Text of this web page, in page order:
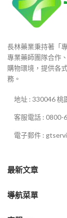
長林藥業秉持著「
專業藥師團隊合作
購物環境，提供各
務。
地址 : 330046 桃
客服電話 : 0800-
電子郵件 :
最新文章
導航菜單